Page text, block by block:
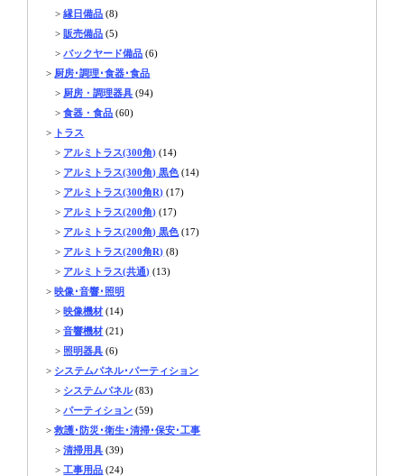
>縁日備品 (8)
> 販売備品 (5)
>バックヤード備品 (6)
> 厨房･調理･食器･食品
> 厨房・調理器具 (94)
>食器・食品 (60)
> トラス
> アルミトラス(300角) (14)
> アルミトラス(300角) 黒色 (14)
> アルミトラス(300角R) (17)
> アルミトラス(200角) (17)
> アルミトラス(200角) 黒色 (17)
> アルミトラス(200角R) (8)
> アルミトラス(共通) (13)
>映像･音響･照明
>映像機材 (14)
>音響機材 (21)
> 照明器具 (6)
> システムパネル･パーティション
> システムパネル(83)
>パーティション (59)
>救護･防災･衛生･清掃･保安･工事
>清掃用具 (39)
> 工事用品 (24)